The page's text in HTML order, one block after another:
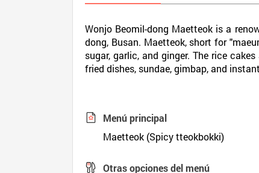
Wonjo Beomil-dong Maetteok is a
dong, Busan. Maetteok, short for
sugar, garlic, and ginger. The rice
fried dishes, sundae, gimbap, and
Menú principal
Maetteok (Spicy tteokbokki)
Otras opciones del menú